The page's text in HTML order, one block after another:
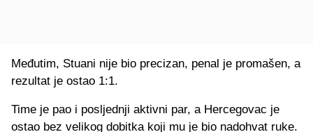
Međutim, Stuani nije bio precizan, penal je promašen, a
rezultat je ostao 1:1.
Time je pao i posljednji aktivni par, a Hercegovac je
ostao bez velikog dobitka koji mu je bio nadohvat ruke.